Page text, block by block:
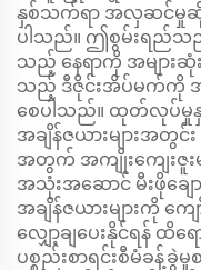
နှစ်သက်ရာ အလှဆင်မှုဆို
ပါသည်။ ဤစွမ်းရည်သ
သည့် နေရာကို အများဆုံ
သည့် ဒီဇိုင်းအိပ်မက်ကို
စေပါသည်။ ထုတ်လုပ်မှုနှ
အချိန်ဇယားများအတွ
အတွက် အကျိုးကျေးဇူးမ
အသုံးအဆောင် မီးဖိုချ
အချိန်ဇယားများကို က
လျှော့ချပေးနိုင်ရန်
ပစ္စည်းစာရင်းစီမံခန့်ခွဲ